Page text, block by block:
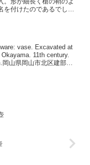
を付けたのであるでしょ
。一説に明智光春が坂本
この茶入...
vase. Excavated at
11th century.
岡山県岡山市北区建部町